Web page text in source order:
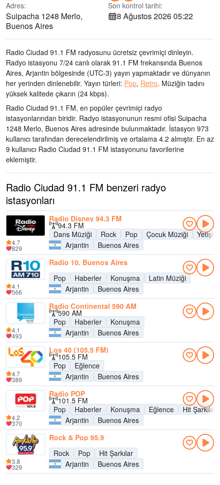
Adres:
Suipacha 1248 Merlo,
Buenos Aires
Son kontrol tarihi:
8 Ağustos 2026 05:22
Radio Ciudad 91.1 FM radyosunu ücretsiz çevrimiçi dinleyin.
Radyo istasyonu 7/24 canlı olarak 91.1 FM frekansında Buenos
Aires, Arjantin bölgesinde (UTC-3) yayın yapmaktadır ve dünyanın
her yerinden dinlenebilir. Yayın türleri: Pop, Retro. Müziğin tadını
yüksek kalitede çıkarın (24 kbps).
Radio Ciudad 91.1 FM, en popüler çevrimiçi radyo
istasyonlarından biridir. Radyo istasyonunun resmi ofisi Suipacha
1248 Merlo, Buenos Aires adresinde bulunmaktadır. İstasyon 973
kullanıcı tarafından derecelendirilmiş ve ortalama 4.2 almıştır. En az
9 kullanıcı Radio Ciudad 91.1 FM istasyonunu favorilerine
eklemiştir.
Radio Ciudad 91.1 FM benzeri radyo
istasyonları
Radio Disney 94.3 FM
94.3 FM
Dans Müziği
Rock Pop Çocuk Müziği
Arjantin
Buenos Aires
4.7
829
Radio 10, Buenos Aires
Pop
Haberler Konuşma
Latin Müziği
Arjantin
Buenos Aires
4.1
566
Radio Continental 590 AM
590 AM
Pop
Haberler
Konuşma
Arjantin
Buenos Aires
4.1
493
Los 40 (105.5 FM)
105.5 FM
Pop
Eğlence
Arjantin
Buenos Aires
4.7
389
Radio POP
101.5 FM
Pop
Haberler Konuşma Eğlence
Hit Şarkılar
Arjantin
Buenos Aires
4.2
370
Rock & Pop 95.9
Rock
Pop
Hit Şarkılar
Arjantin
Buenos Aires
3.8
329